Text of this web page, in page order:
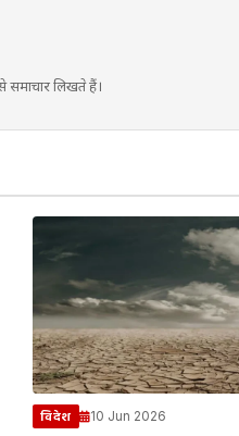
लिखते हैं।
विदेश 10 Jun 2026